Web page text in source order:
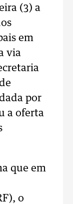
(3) a
em
via
por
a oferta
que em
o